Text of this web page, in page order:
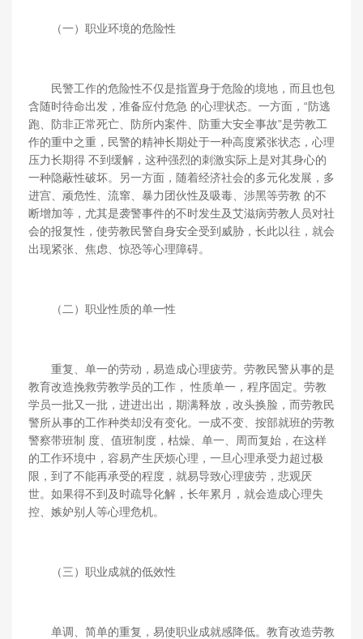
（一）职业环境的危险性
民警工作的危险性不仅是指置身于危险的境地，而且也包
含随时待命出发，准备应付危急 的心理状态。一方面，“防逃
跑、防非正常死亡、防所内案件、防重大安全事故”是劳教工
作的重中之重，民警的精神长期处于一种高度紧张状态，心理
压力长期得 不到缓解，这种强烈的刺激实际上是对其身心的
一种隐蔽性破坏。另一方面，随着经济社会的多元化发展，多
进宫、顽危性、流窜、暴力团伙性及吸毒、涉黑等劳教 的不
断增加等，尤其是袭警事件的不时发生及艾滋病劳教人员对社
会的报复性，使劳教民警自身安全受到威胁，长此以往，就会
出现紧张、焦虑、惊恐等心理障碍。
（二）职业性质的单一性
重复、单一的劳动，易造成心理疲劳。劳教民警从事的是
教育改造挽救劳教学员的工作， 性质单一，程序固定。劳教
学员一批又一批，进进出出，期满释放，改头换脸，而劳教民
警所从事的工作种类却没有变化。一成不变、按部就班的劳教
警察带班制 度、值班制度，枯燥、单一、周而复始，在这样
的工作环境中，容易产生厌烦心理，一旦心理承受力超过极
限，到了不能再承受的程度，就易导致心理疲劳，悲观厌
世。如果得不到及时疏导化解，长年累月，就会造成心理失
控、嫉妒别人等心理危机。
（三）职业成就的低效性
单调、简单的重复，易使职业成就感降低。教育改造劳教